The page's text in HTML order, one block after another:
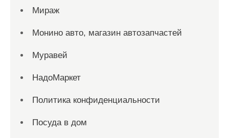
Мираж
Монино авто, магазин автозапчастей
Муравей
НадоМаркет
Политика конфиденциальности
Посуда в дом